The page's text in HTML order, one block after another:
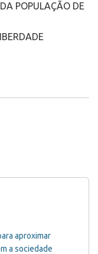
POPULAÇÃO DE
aproximar
a sociedade